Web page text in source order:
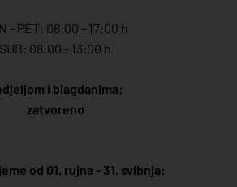
- PET: 08:00 - 17:00 h
SUB: 08:00 - 13:00 h
i blagdanima:
zatvoreno
od 01. rujna - 31. svibnja: